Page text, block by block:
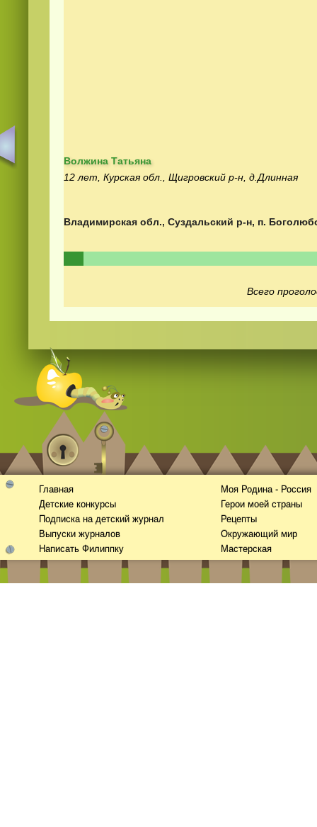
Волжина Татьяна
12 лет, Курская обл., Щигровский р-н, д.Длинная
Владимирская обл., Суздальский р-н, п.
Всего
Главная
Детские конкурсы
Подписка на детский журнал
Выпуски журналов
Написать Филиппку
Моя Родина - Россия
Герои моей страны
Рецепты
Окружающий мир
Мастерская